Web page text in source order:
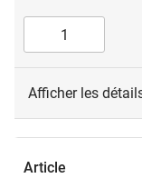
Afficher les